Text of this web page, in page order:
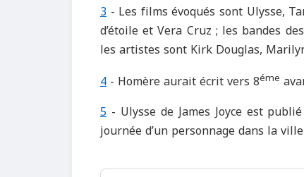
3 - Les films évoqués sont Ulysse,
d’étoile et Vera Cruz ; les bandes
les artistes sont Kirk Douglas,
4- Homère aurait écrit vers 8éme
5 - Ulysse de James Joyce est
journée d’un personnage dans la